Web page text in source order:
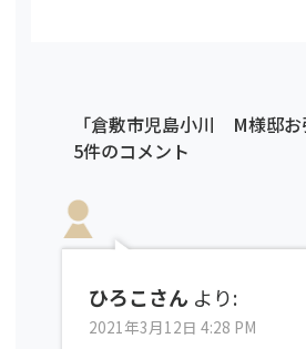
「倉敷市児島小川 M様邸
5件のコメント
ひろこさん より:
2021年3月12日 4:28 PM